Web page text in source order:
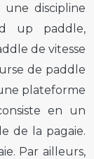
discipline
up paddle,
de vitesse
de paddle
plateforme
en un
de la pagaie.
Par ailleurs,